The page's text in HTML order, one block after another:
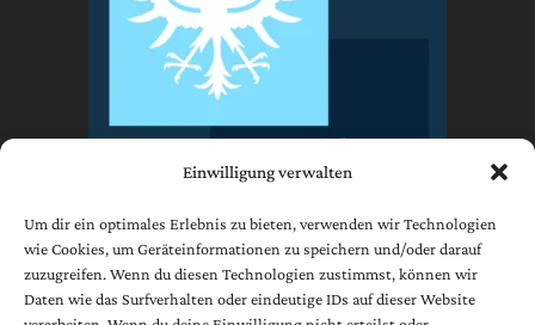
Einwilligung verwalten
Um dir ein optimales Erlebnis zu bieten, verwenden wir Technologien
wie Cookies, um Geräteinformationen zu speichern und/oder darauf
zuzugreifen. Wenn du diesen Technologien zustimmst, können wir
Daten wie das Surfverhalten oder eindeutige IDs auf dieser Website
Impressum
Datenschutzerklärung